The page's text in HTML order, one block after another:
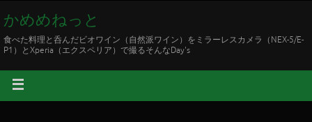
かめめねっと
食べた料理と呑んだビオワイン（自然派ワイン）をミラーレスカメラ（NEX-5/E-
P1）とXperia（エクスペリア）で撮るそんなDay's